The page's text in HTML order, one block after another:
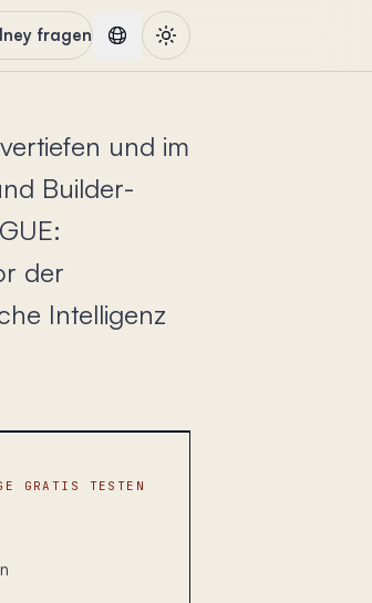
fragen
und im
Builder-
der
Intelligenz
GRATIS TESTEN